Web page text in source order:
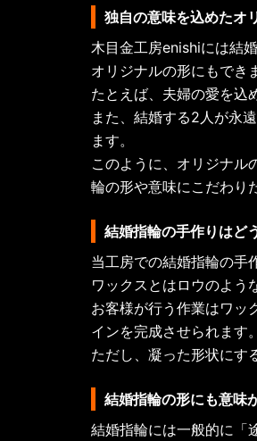
独自の意味を込めたオ
木目金工房enishiには結
オリジナルの形にもでき
たとえば、夫婦の愛を込
また、結婚する2人が永
ます。
このように、オリジナル
輪の形や意味にこだわり
結婚指輪の手作りはど
当工房での結婚指輪の手
ワックスとはロウのよう
お客様が行う作業はワッ
インを完成させられます。
ただし、凝った形状にす
結婚指輪の形にも意味
結婚指輪には一般的に「